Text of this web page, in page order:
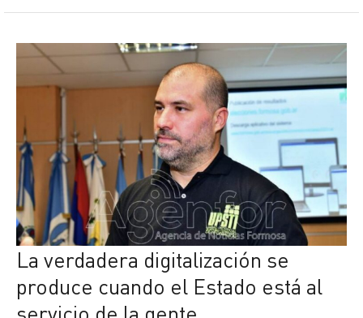
La verdadera digitalización se
produce cuando el Estado está al
servicio de la gente